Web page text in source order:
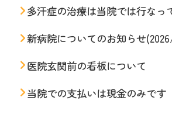
多汗症の治療は当院では行なっ
新病院についてのお知らせ
医院玄関前の看板について
当院での支払いは現金のみです